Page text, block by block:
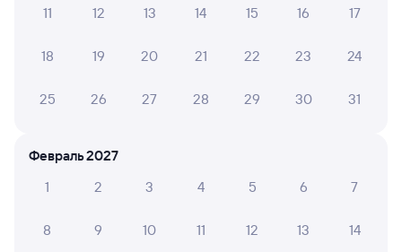
Расписание поездов Станция Панкрушиха
11 12 13 14 15 16 17
18 19 20 21 22 23 24
25 26 27 28 29 30 31
Февраль 2027
1
2 3 4 5 6 7
8 9 10 11 12 13 14